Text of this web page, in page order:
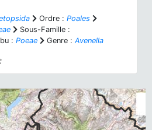
Ordre : Poales
Sous-Famille :
: Poeae Genre : Avenella